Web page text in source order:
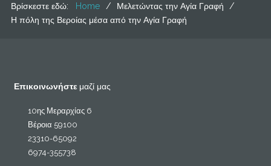
Βρίσκεστε εδώ: Home / Μελετώντας την Αγία Γραφή /
Η πόλη της Βεροίας μέσα από την Αγία Γραφή
Επικοινωνήστε μαζί μας
10ης Μεραρχίας 6
Βέροια 59100
23310-65092
6974-355738